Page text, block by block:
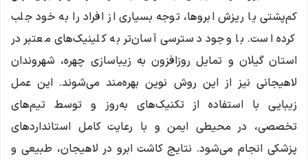
کم‌پشتی یا ریزش ابروها، توجه بسیاری از افراد را به خود جلب
کرده است. با وجود دسترسی آسان‌تر به کلینیک‌های معتبر در
استان گیلان و تمایل روزافزون به زیباسازی چهره، شهروندان
لاهیجانی نیز از این روش نوین بهره‌مند می‌شوند. این عمل
زیبایی با استفاده از تکنیک‌های به‌روز و توسط تیم‌های
تخصصی، در محیطی ایمن و با رعایت کامل استانداردهای
پزشکی انجام می‌شود. نتایج کاشت ابرو در لاهیجان، طبیعی و